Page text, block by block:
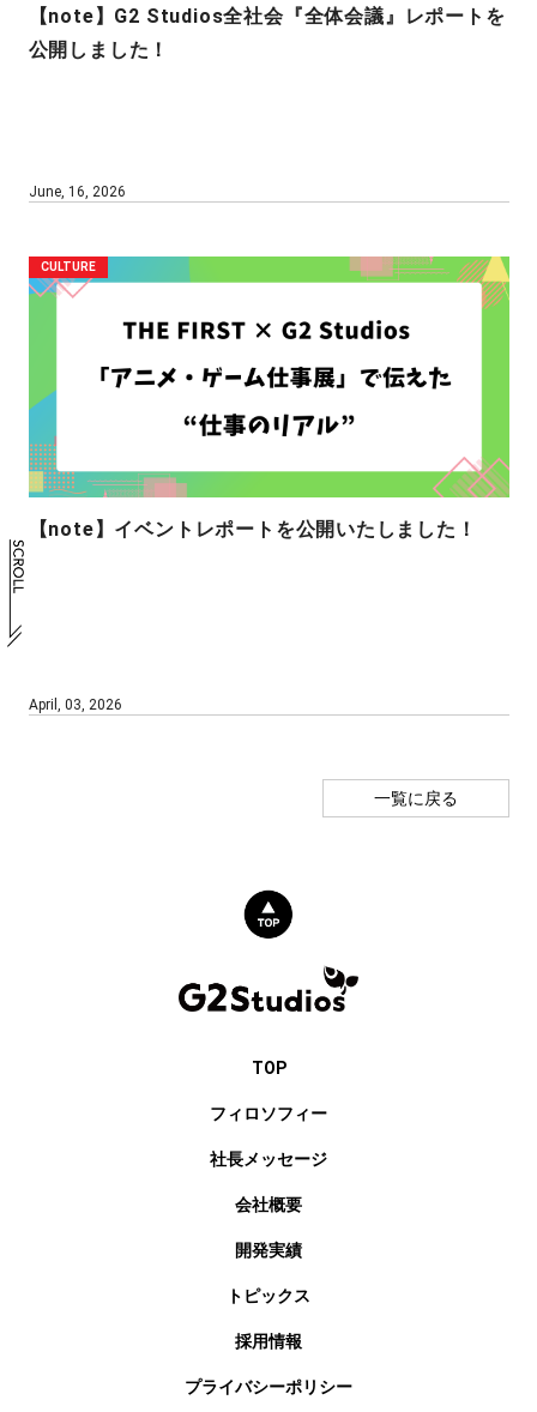
【note】G2 Studios全社会『全体会議』レポートを
公開しました！
June, 16, 2026
CULTURE
【note】イベントレポートを公開いたしました！
April, 03, 2026
一覧に戻る
TOP
フィロソフィー
社長メッセージ
会社概要
開発実績
トピックス
採用情報
プライバシーポリシー